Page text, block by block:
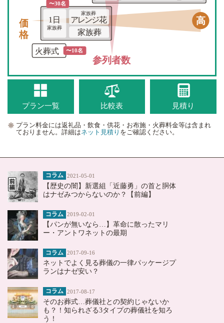
参列者数
価格
火葬式
高
1日
家族葬
〜30名
〜10名
家族葬
アレンジ花
家族葬
プラン一覧 比較表 見積り
プラン料金には返礼品・飲食・供花・お布施・火葬料金等は含まれ
ておりません。詳細はネット見積り をご確認ください。
コラム 2021-05-01
【歴史の闇】新選組「近藤勇」の首と胴体
はナゼみつからないのか？【前編】
コラム 2019-02-01
【パンが無いなら…】革命に散ったマリ
ー・アントワネットの最期
コラム 2017-09-16
ネットでよく見る葬儀の一律パッケージプ
ランはナゼ安い？
コラム 2017-08-17
そのお葬式…葬儀社との契約じゃないか
も？！知られざる3タイプの葬儀社を知ろ
う！